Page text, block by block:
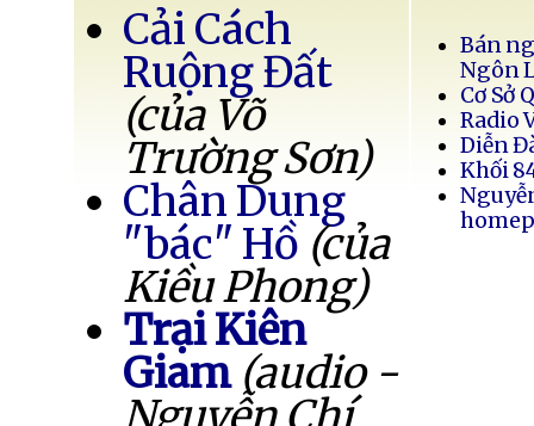
Cải Cách
Ruộng Đất
(của Võ
Trường Sơn)
Chân Dung
"bác" Hồ (của
Kiều Phong)
Trại Kiên
Giam (audio -
Bán
Ngôn
Cơ Sở
Radio
Diễn
Khối